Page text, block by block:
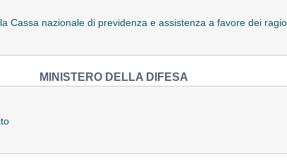
Cassa nazionale di previdenza e assistenza a favore dei
MINISTERO DELLA DIFESA